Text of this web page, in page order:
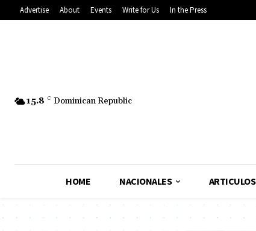
Advertise About Events Write for Us In the Press
15.8 C Dominican Republic
HOME NACIONALES ARTICULOS